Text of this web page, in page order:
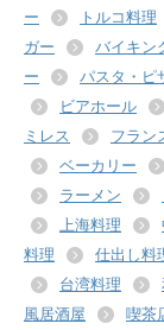
ー
トルコ料理
ガー
バイキン
ー
パスタ・ピ
ビアホール
ミレス
フラン
ベーカリー
ラーメン
上海料理
料理
仕出し料
台湾料理
風居酒屋
喫茶